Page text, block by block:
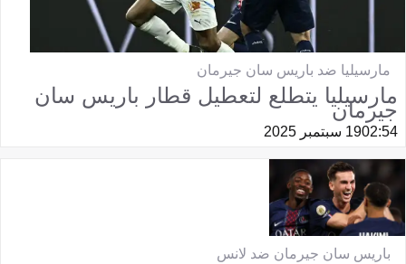
مارسيليا ضد باريس سان جيرمان
مارسيليا يتطلع لتعطيل قطار باريس سان
جيرمان
02:5419 سبتمبر 2025
باريس سان جيرمان ضد لانس